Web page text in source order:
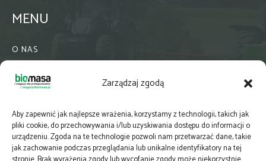
Zarządzaj zgodą
Aby zapewnić jak najlepsze wrażenia, korzystamy z technologii, takich jak
pliki cookie, do przechowywania i/lub uzyskiwania dostępu do informacji o
urządzeniu. Zgoda na te technologie pozwoli nam przetwarzać dane, takie
jak zachowanie podczas przeglądania lub unikalne identyfikatory na tej
MENU
O NAS
WSPÓŁPRACA
PRENUMERATA
NEWSLETTER
MAPY